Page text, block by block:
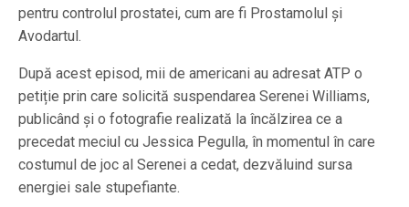
pentru controlul prostatei, cum are fi Prostamolul și
Avodartul.
După acest episod, mii de americani au adresat ATP o
petiție prin care solicită suspendarea Serenei Williams,
publicând şi o fotografie realizată la încălzirea ce a
precedat meciul cu Jessica Pegulla, în momentul în care
costumul de joc al Serenei a cedat, dezvăluind sursa
energiei sale stupefiante.